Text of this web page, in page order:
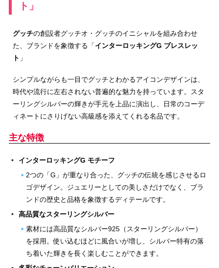
ト」
グッチの創設者グッチオ・グッチのイニシャルを組み合わせ
た、ブランドを象徴する「インターロッキングG ブレスレッ
ト 」
シンプルながらも一目でグッチとわかるアイコンデザインは、
時代や流行に左右されない普遍的な魅力を持っています。スタ
ーリングシルバーの輝きが手元を上品に演出し、日常のコーデ
ィネートにさりげない高級感を添えてくれる名品です。
主な特徴
インターロッキングG モチーフ
2つの「G」が重なり合った、グッチの伝統を感じさせるロ
ゴデザイン。ジュエリーとしての美しさだけでなく、ブラ
ンドの歴史と品格を象徴するディテールです。
高品質なスターリングシルバー
素材には高品質なシルバー925（スターリングシルバー）
を採用。使い込むほどに風合いが増し、シルバー特有の落
ち着いた輝きを長く楽しむことができます。